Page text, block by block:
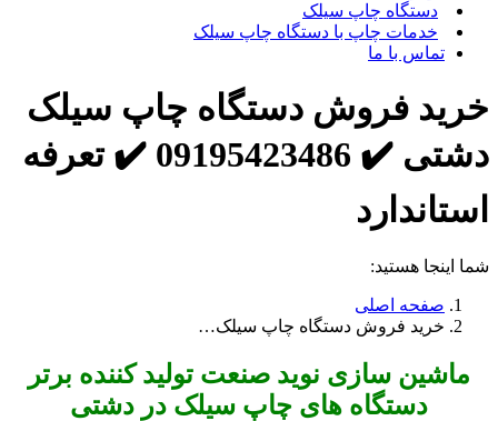
دستگاه چاپ سیلک
خدمات چاپ با دستگاه چاپ سیلک
تماس با ما
خرید فروش دستگاه چاپ سیلک
دشتی ✔️ 09195423486 ✔️ تعرفه
استاندارد
شما اینجا هستید:
صفحه اصلی
خرید فروش دستگاه چاپ سیلک…
ماشین سازی نوید صنعت تولید کننده برتر
دستگاه های چاپ سیلک در دشتی